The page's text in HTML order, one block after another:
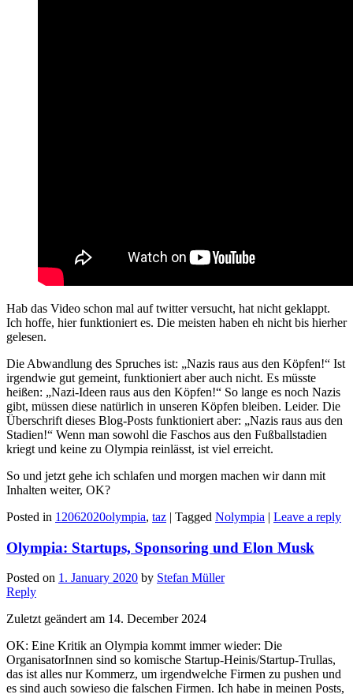
Hab das Video schon mal auf twitter versucht, hat nicht geklappt.
Ich hoffe, hier funktioniert es. Die meisten haben eh nicht bis hierher
gelesen.
Die Abwandlung des Spruches ist: „Nazis raus aus den Köpfen!“ Ist
irgendwie gut gemeint, funktioniert aber auch nicht. Es müsste
heißen: „Nazi-Ideen raus aus den Köpfen!“ So lange es noch Nazis
gibt, müssen diese natürlich in unseren Köpfen bleiben. Leider. Die
Überschrift dieses Blog-Posts funktioniert aber: „Nazis raus aus den
Stadien!“ Wenn man sowohl die Faschos aus den Fußballstadien
kriegt und keine zu Olympia reinlässt, ist viel erreicht.
So und jetzt gehe ich schlafen und morgen machen wir dann mit
Inhalten weiter, OK?
Posted in 12062020olympia, taz | Tagged Nolympia | Leave a reply
Olympia: Startups, Sponsoring und Elon Musk
Posted on 1. January 2020 by Stefan Müller
Reply
Zuletzt geändert am 14. December 2024
OK: Eine Kritik an Olympia kommt immer wieder: Die
OrganisatorInnen sind so komische Startup-Heinis/Startup-Trullas,
das ist alles nur Kommerz, um irgendwelche Firmen zu pushen und
es sind auch sowieso die falschen Firmen. Ich habe in meinen Posts,